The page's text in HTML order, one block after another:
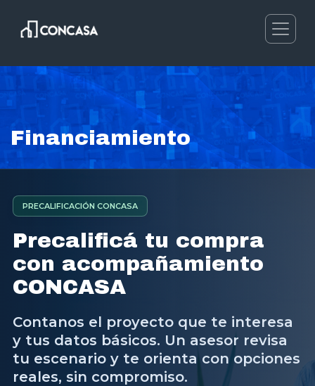
Financiamiento
PRECALIFICACIÓN CONCASA
Precalificá tu compra
con acompañamiento
CONCASA
Contanos el proyecto que te interesa
y tus datos básicos. Un asesor revisa
tu escenario y te orienta con opciones
reales, sin compromiso.